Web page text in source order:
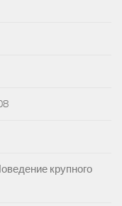
крупного